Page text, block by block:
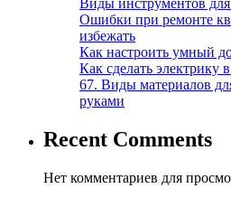
Виды инструментов
Ошибки при ремонте
избежать
Как настроить умный
Как сделать электрику
67. Виды материалов
руками
Recent Comments
Нет комментариев для